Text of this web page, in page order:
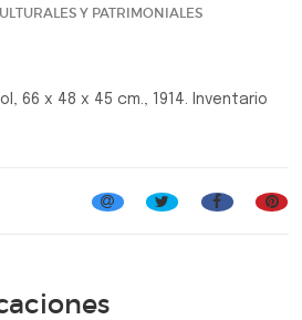
Y PATRIMONIALES
66 x 48 x 45 cm., 1914. Inventario